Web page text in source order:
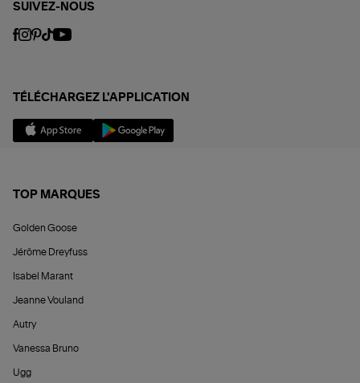
SUIVEZ-NOUS
TÉLÉCHARGEZ L'APPLICATION
TOP MARQUES
Golden Goose
Jérôme Dreyfuss
Isabel Marant
Jeanne Vouland
Autry
Vanessa Bruno
Ugg